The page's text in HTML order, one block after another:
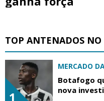
TOP ANTENADOS
1
MERCADO
Botafogo
nova